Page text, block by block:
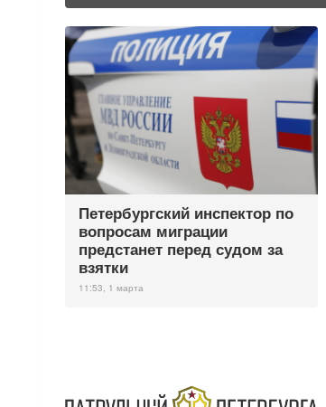
Петербургский инспектор по
вопросам миграции
предстанет перед судом за
взятки
11:53, 1 марта